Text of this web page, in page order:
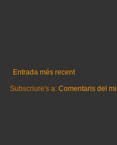
Entrada més recent
Subscriure's a: Comentaris del